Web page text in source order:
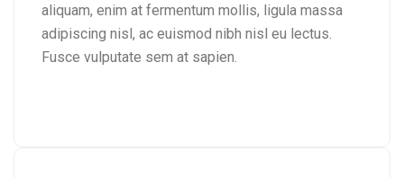
aliquam, enim at fermentum mollis, ligula massa
adipiscing nisl, ac euismod nibh nisl eu lectus.
Fusce vulputate sem at sapien.